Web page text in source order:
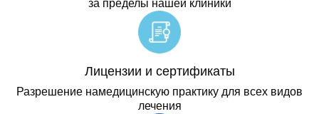
за пределы нашей клиники
Лицензии и сертификаты
Разрешение намедицинскую практику для всех видов
лечения